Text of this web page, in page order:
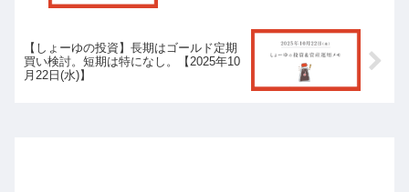
【しょーゆの投資】長期はゴールド定期
買い検討。短期は特になし。【2025年10
月22日(水)】